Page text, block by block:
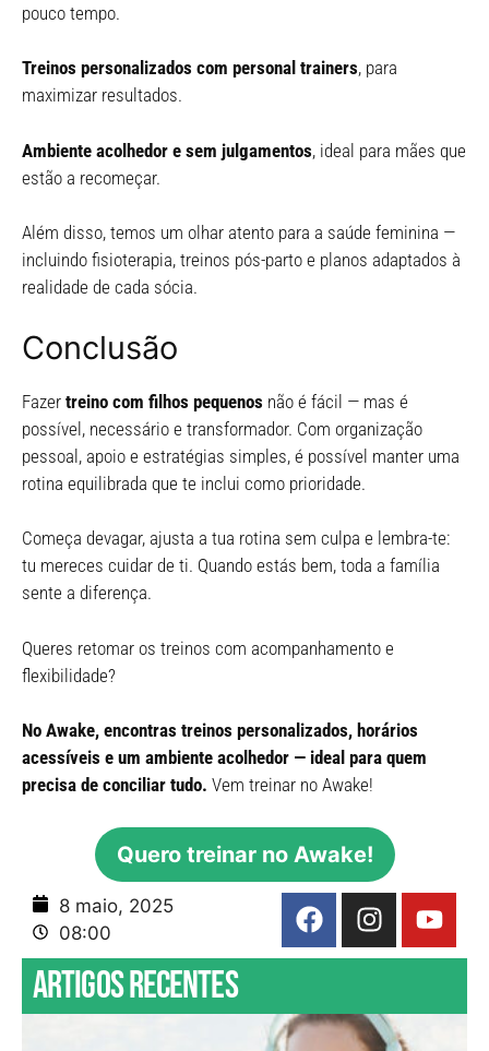
pouco tempo.
Treinos personalizados com personal trainers, para
maximizar resultados.
Ambiente acolhedor e sem julgamentos, ideal para mães que
estão a recomeçar.
Além disso, temos um olhar atento para a saúde feminina —
incluindo fisioterapia, treinos pós-parto e planos adaptados à
realidade de cada sócia.
Conclusão
Fazer treino com filhos pequenos não é fácil — mas é
possível, necessário e transformador. Com organização
pessoal, apoio e estratégias simples, é possível manter uma
rotina equilibrada que te inclui como prioridade.
Começa devagar, ajusta a tua rotina sem culpa e lembra-te:
tu mereces cuidar de ti. Quando estás bem, toda a família
sente a diferença.
Queres retomar os treinos com acompanhamento e
flexibilidade?
No Awake, encontras treinos personalizados, horários
acessíveis e um ambiente acolhedor — ideal para quem
precisa de conciliar tudo. Vem treinar no Awake!
Quero treinar no Awake!
8 maio, 2025
08:00
Artigos recentes